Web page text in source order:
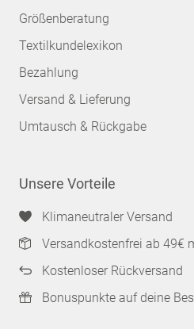
Größenberatung
Textilkundelexikon
Bezahlung
Versand & Lieferung
Umtausch & Rückgabe
Unsere Vorteile
Klimaneutraler Versand
Versandkostenfrei ab 49€
Kostenloser Rückversand
Bonuspunkte auf deine